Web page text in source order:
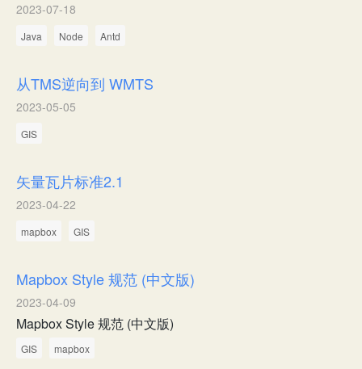
2023-07-18
Java Node Antd
从TMS逆向到 WMTS
2023-05-05
GIS
矢量瓦片标准2.1
2023-04-22
mapbox GIS
Mapbox Style 规范 (中文版)
2023-04-09
Mapbox Style 规范 (中文版)
GIS mapbox